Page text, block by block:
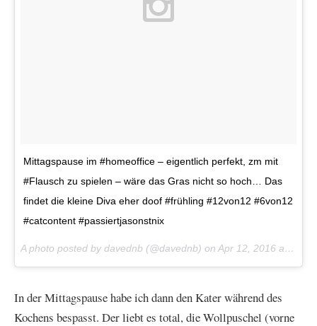
Mittagspause im #homeoffice – eigentlich perfekt, zm mit
#Flausch zu spielen – wäre das Gras nicht so hoch… Das
findet die kleine Diva eher doof #frühling #12von12 #6von12
#catcontent #passiertjasonstnix
A photo posted by davednb (@davednb) on Apr 12, 2016 at 4:12am PDT
In der Mittagspause habe ich dann den Kater während des
Kochens bespasst. Der liebt es total, die Wollpuschel (vorne